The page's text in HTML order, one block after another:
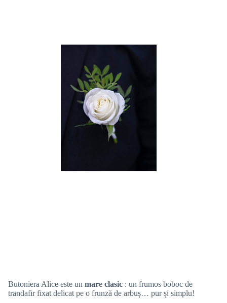
Butoniera Alice este un mare clasic : un frumos boboc de
trandafir fixat delicat pe o frunză de arbuș… pur și simplu!